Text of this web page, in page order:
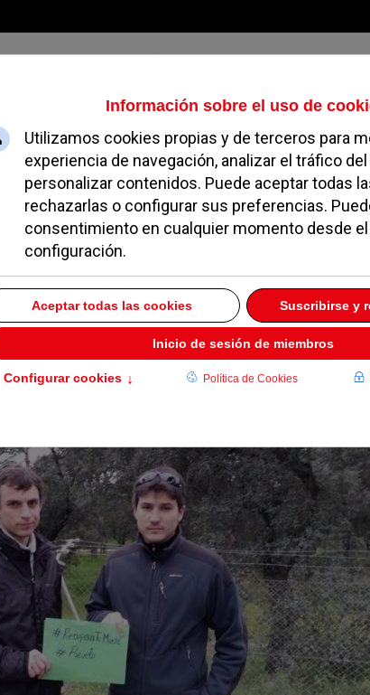
Viernes, 07 de agosto de 2026
DEPORTES MADRID NOROESTE SOCIEDAD MAGAZINE
a Luis Enrique
de Somos
16 OCTUBRE 2015